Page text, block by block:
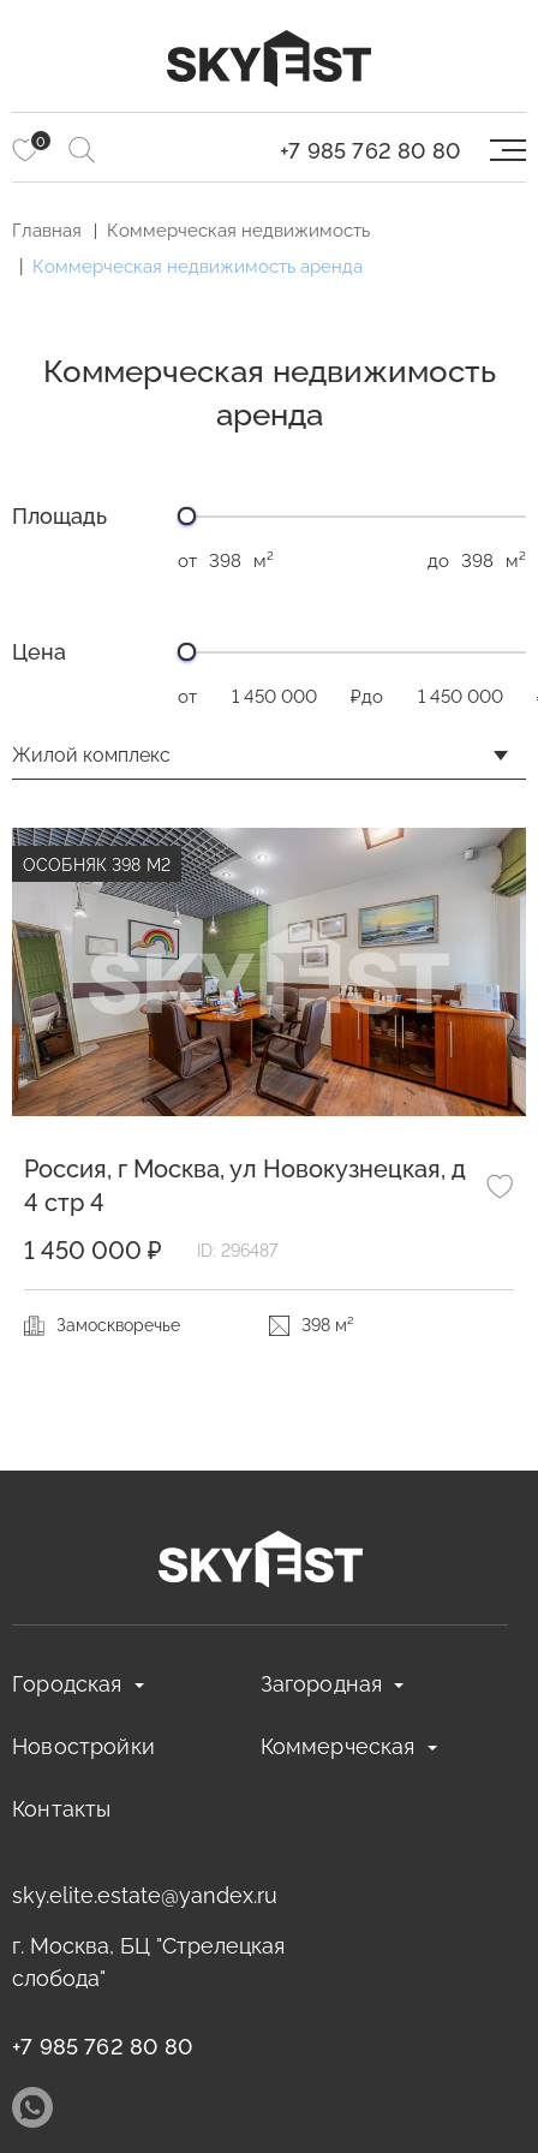
0 +7 985 762 80 80
Главная
Коммерческая недвижимость
Коммерческая недвижимость аренда
Коммерческая недвижимость
аренда
Площадь
от м² до м²
Цена
от ₽до
Жилой комплекс
ОСОБНЯК 398 М2
Россия, г Москва, ул Новокузнецкая, д
4 стр 4
1 450 000 ₽
ID: 296487
Замоскворечье 398 м²
Городская Загородная
Новостройки Коммерческая
Контакты
sky.elite.estate@yandex.ru
г. Москва, БЦ "Стрелецкая
слобода"
+7 985 762 80 80